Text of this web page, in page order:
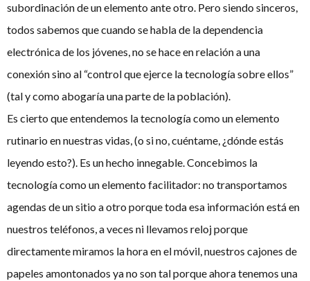
subordinación de un elemento ante otro. Pero siendo sinceros,
todos sabemos que cuando se habla de la dependencia
electrónica de los jóvenes, no se hace en relación a una
conexión sino al “control que ejerce la tecnología sobre ellos”
(tal y como abogaría una parte de la población).
Es cierto que entendemos la tecnología como un elemento
rutinario en nuestras vidas, (o si no, cuéntame, ¿dónde estás
leyendo esto?). Es un hecho innegable. Concebimos la
tecnología como un elemento facilitador: no transportamos
agendas de un sitio a otro porque toda esa información está en
nuestros teléfonos, a veces ni llevamos reloj porque
directamente miramos la hora en el móvil, nuestros cajones de
papeles amontonados ya no son tal porque ahora tenemos una